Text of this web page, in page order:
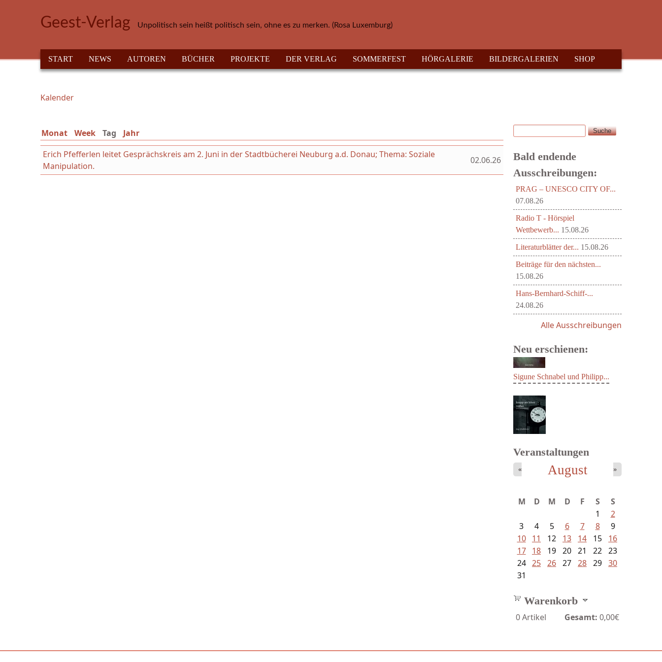
Geest-Verlag Unpolitisch sein heißt politisch sein, ohne es zu merken. (Rosa Luxemburg)
HAUPTMENÜ
START NEWS AUTOREN BÜCHER PROJEKTE DER VERLAG SOMMERFEST HÖRGALERIE BILDERGALERIEN SHOP
Sie sind hier
Kalender
Monat Week Tag (aktiver Reiter)
Jahr
Erich Pfefferlen leitet Gesprächskreis am 2. Juni in der Stadtbücherei Neuburg a.d. Donau; Thema: Soziale
Manipulation.
02.06.26
Suchformular
Suche
Bald endende
Ausschreibungen:
PRAG – UNESCO CITY OF...
07.08.26
Radio T - Hörspiel
Wettbewerb... 15.08.26
Literaturblätter der... 15.08.26
Beiträge für den nächsten...
15.08.26
Hans-Bernhard-Schiff-...
24.08.26
Alle Ausschreibungen
Neu erschienen:
Sigune Schnabel und Philipp...
Veranstaltungen
August
« »
M D M D F S
S
1
2
3
4 5 6 7 8
9
10
11 12 13 14 15
16
17
18 19 20 21 22 23
24 25 26 27 28 29 30
31
Warenkorb
0Artikel Gesamt: 0,00€